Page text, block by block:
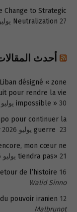
Change to Strategic
Neutralization 27 يوليو 2026
أحدث
désigné « zone
pour rendre la vie
impossible » 30 يوليو 2026
pour continuer la
guerre 23 يوليو 2026
mon cœur ne
tiendra pas» 21 يوليو 2026
de l’histoire 16 يوليو 2026
Walid Sinno
pouvoir iranien 12 يوليو 2026
Malbrunot